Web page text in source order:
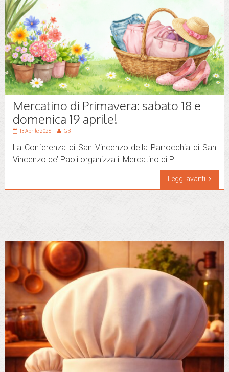
Mercatino di Primavera: sabato 18 e
domenica 19 aprile!
13 Aprile 2026 GB
La Conferenza di San Vincenzo della Parrocchia di San
Vincenzo de’ Paoli organizza il Mercatino di P...
Leggi avanti